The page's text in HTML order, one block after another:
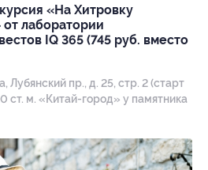
«На Хитровку
лаборатории
IQ 365 (745 руб. вместо
Лубянский пр., д. 25, стр. 2 (старт
ст. м. «Китай-город» у памятника